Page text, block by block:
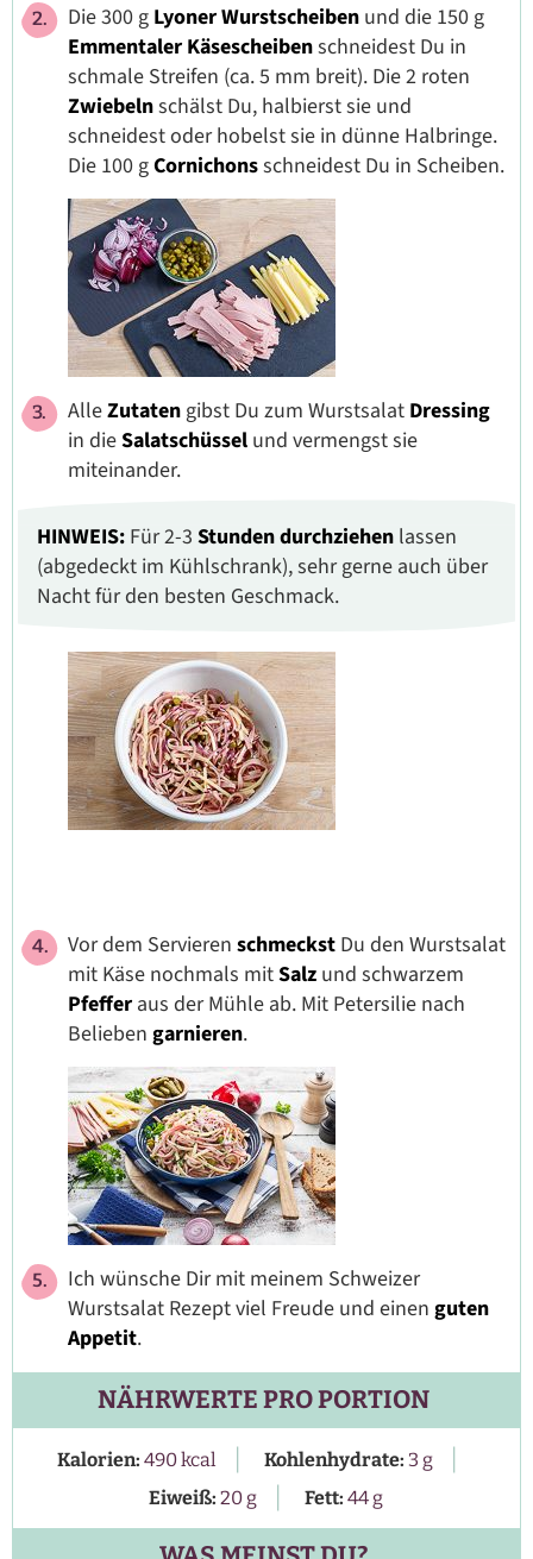
Die 300 g Lyoner Wurstscheiben und die 150 g
Emmentaler Käsescheibenschneidest Du in
schmale Streifen (ca. 5 mm breit). Die 2 roten
Zwiebelnschälst Du, halbierst sie und
schneidest oder hobelst sie in dünne Halbringe.
Die 100 gCornichonsschneidest Du in Scheiben.
AlleZutaten gibst Du zum Wurstsalat Dressing
in dieSalatschüssel und vermengst sie
miteinander.
HINWEIS: Für 2-3 Stundendurchziehen lassen
(abgedeckt im Kühlschrank), sehr gerne auch über
Nacht für den besten Geschmack.
Vor dem Servieren schmeckst Du den Wurstsalat
mit Käse nochmals mitSalz und schwarzem
Pfeffer aus der Mühle ab. Mit Petersilie nach
Belieben garnieren.
Ich wünsche Dir mit meinem Schweizer
Wurstsalat Rezept viel Freude und einen guten
Appetit.
NÄHRWERTE PRO PORTION
Kalorien: 490kcal | Kohlenhydrate: 3 g |
Eiweiß: 20g | Fett: 44g